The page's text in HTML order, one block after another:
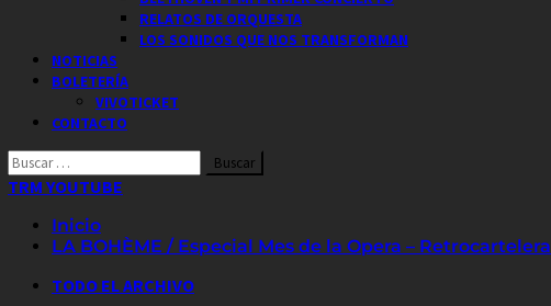
RELATOS DE ORQUESTA
LOS SONIDOS QUE NOS TRANSFORMAN
NOTICIAS
BOLETERÍA
VIVOTICKET
CONTACTO
Buscar
por:
TRM YOUTUBE
Inicio
LA BOHÈME / Especial Mes de la Opera – Retrocartelera
TODO EL ARCHIVO